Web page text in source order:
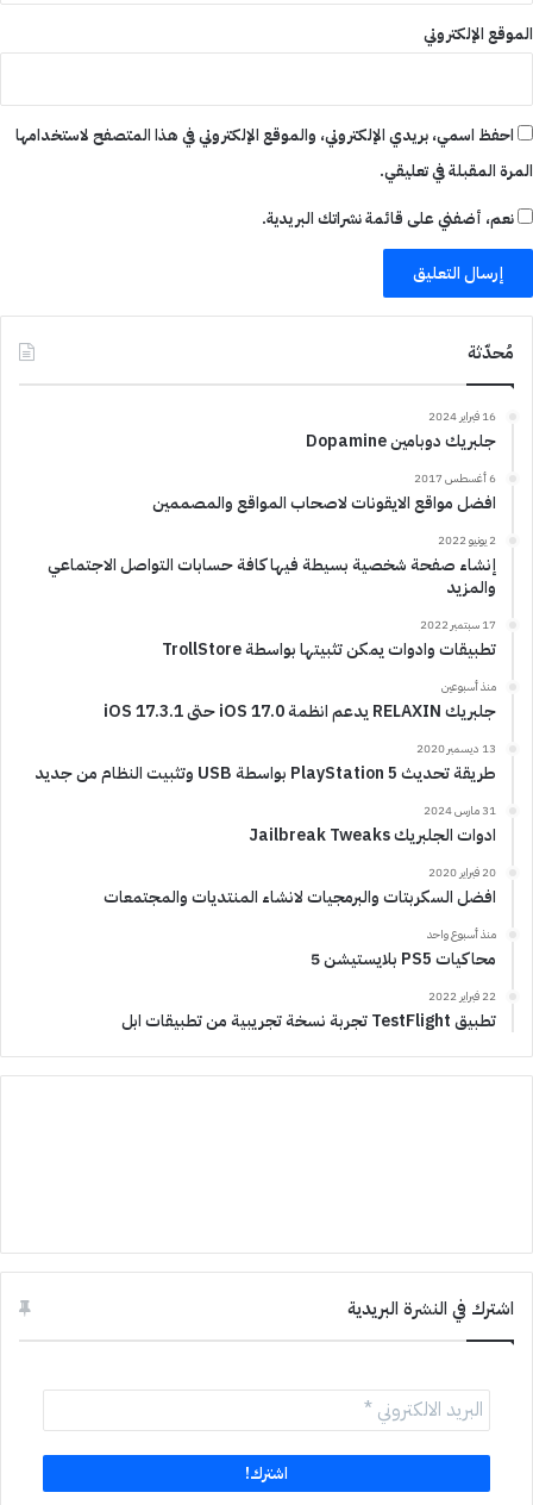
الموقع الإلكتروني
احفظ اسمي، بريدي الإلكتروني، والموقع الإلكتروني في هذا المتصفح لاستخدامها
المرة المقبلة في تعليقي.
نعم، أضفني على قائمة نشراتك البريدية.
مُحدّثة
16 فبراير 2024
جلبريك دوبامين Dopamine
6 أغسطس 2017
افضل مواقع الايقونات لاصحاب المواقع والمصممين
2 يونيو 2022
إنشاء صفحة شخصية بسيطة فيها كافة حسابات التواصل الاجتماعي
والمزيد
17 سبتمبر 2022
تطبيقات وادوات يمكن تثبيتها بواسطة TrollStore
منذ أسبوعين
جلبريك RELAXIN يدعم انظمة iOS 17.0 حتى iOS 17.3.1
13 ديسمبر 2020
طريقة تحديث PlayStation 5 بواسطة USB وتثبيت النظام من جديد
31 مارس 2024
ادوات الجلبريك Jailbreak Tweaks
20 فبراير 2020
افضل السكربتات والبرمجيات لانشاء المنتديات والمجتمعات
منذ أسبوع واحد
محاكيات PS5 بلايستيشن 5
22 فبراير 2022
تطبيق TestFlight تجربة نسخة تجريبية من تطبيقات ابل
اشترك في النشرة البريدية